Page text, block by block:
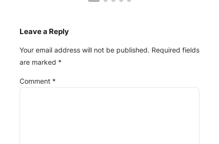
Leave a Reply
Your email address will not be published. Required fields
are marked *
Comment *